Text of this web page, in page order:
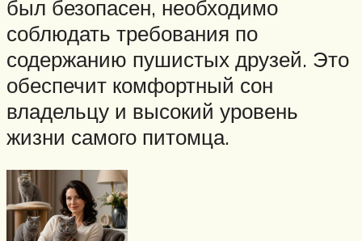
был безопасен, необходимо
соблюдать требования по
содержанию пушистых друзей. Это
обеспечит комфортный сон
владельцу и высокий уровень
жизни самого питомца.